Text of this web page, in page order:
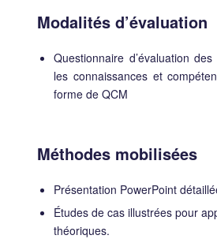
Modalités d’évaluation
Questionnaire d’évaluation
les connaissances et
forme de QCM
Méthodes mobilisées
Présentation PowerPoint
Études de cas illustrées pour
théoriques.